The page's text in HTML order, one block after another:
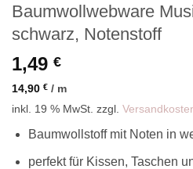
Baumwollwebware
schwarz, Notenstoff
1,49 €
14,90 € / m
inkl. 19 % MwSt. zzgl.
Baumwollstoff mit Noten in
perfekt für Kissen, Taschen